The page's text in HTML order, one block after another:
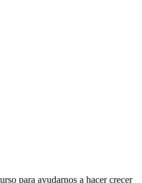
para ayudarnos a hacer crecer